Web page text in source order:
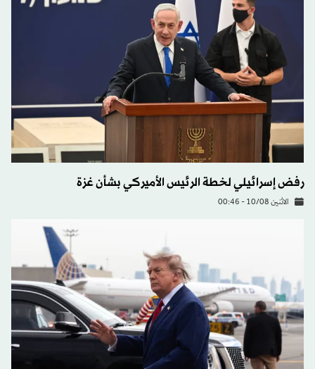
رفض إسرائيلي لخطة الرئيس الأميركي بشأن غزة
الاثنين 10/08 - 00:46